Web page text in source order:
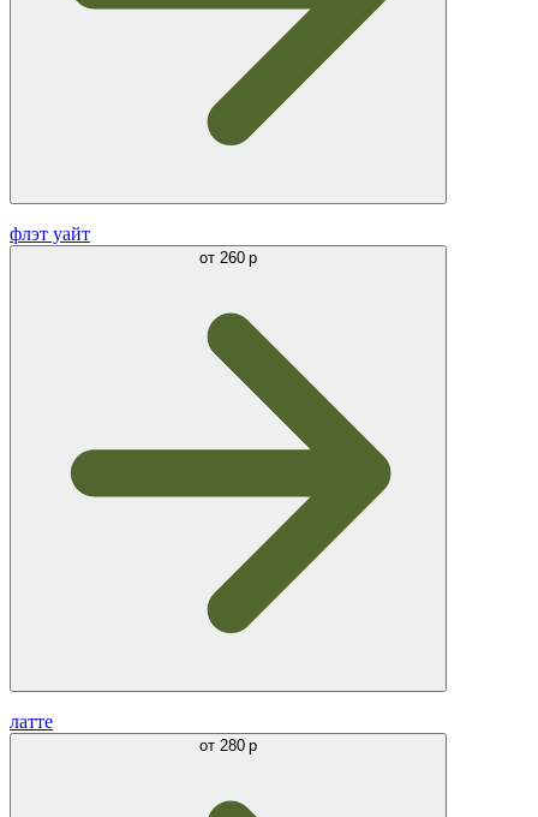
флэт уайт
от 260 р
латте
от 280 р